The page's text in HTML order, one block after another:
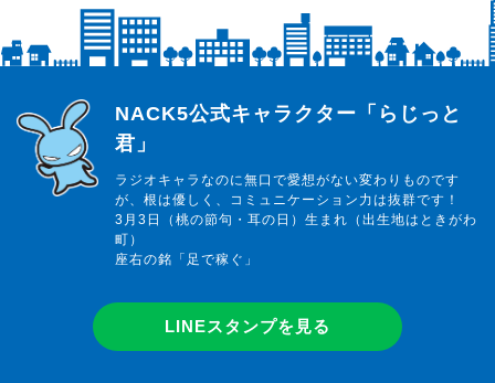
らじっと君
NACK5公式キャラクター「らじっと
君」
ラジオキャラなのに無口で愛想がない変わりものです
が、根は優しく、コミュニケーション力は抜群です！
3月3日（桃の節句・耳の日）生まれ（出生地はときがわ
町）
座右の銘「足で稼ぐ」
LINEスタンプを見る